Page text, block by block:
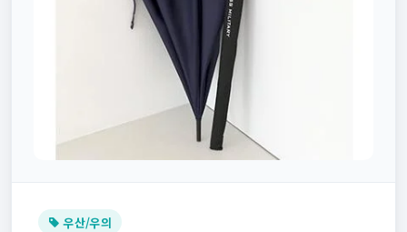
우산/우의